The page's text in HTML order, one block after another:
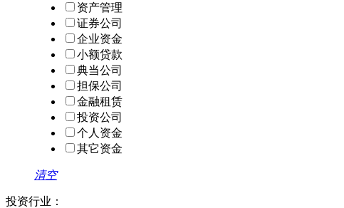
资产管理
证券公司
企业资金
小额贷款
典当公司
担保公司
金融租赁
投资公司
个人资金
其它资金
清空
投资行业：